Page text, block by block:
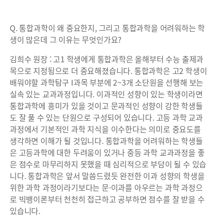
Q. 통합과학이 왜 중요한지, 그리고 통합과학을 어려워하는 학
생이 많은데 그 이유는 무엇인가요?
김희수 원장 : 고1 학생에게 통합과학은 올해부터 수능 출제과
목으로 지정됨으로 더 중요해졌습니다. 통합과학은 고2 학생이
배워야할 과학탐구 I과목 부분에 2~3개 소단원을 선행해 보는
실속 있는 교과과정입니다. 이과적인 성향이 있는 학생이라면
통합과학에 흥미가 있을 것이고 문과적인 성향이 강한 학생들
도 잘 풀 수 있는 단원으로 구성되어 있습니다. 고등 과학 교과
과정에서 기본적인 과학 지식을 이수한다는 의미로 중요도를
생각하면 이해가 될 것입니다. 통합과학을 어려워하는 학생들
은 고등과학에 대한 두려움이 있거나 중등 과학 교과과정을 좋
은 점수로 마무리하지 못했을 때 심리적으로 부담이 될 수 있습
니다. 통합과학은 앞서 말씀드렸듯 완전한 이과 성향의 학생을
위한 과학 과정이라기보다는 문·이과를 아우르는 과학 과정으
로 빅뱅이론부터 천천히 접근하고 공부하면 점수를 잘 받을 수
있습니다.